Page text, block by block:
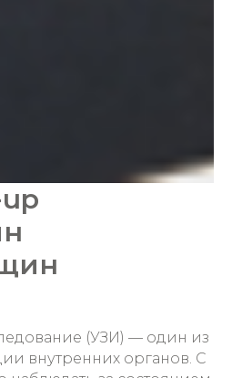
(УЗИ) — один из
внутренних органов. С